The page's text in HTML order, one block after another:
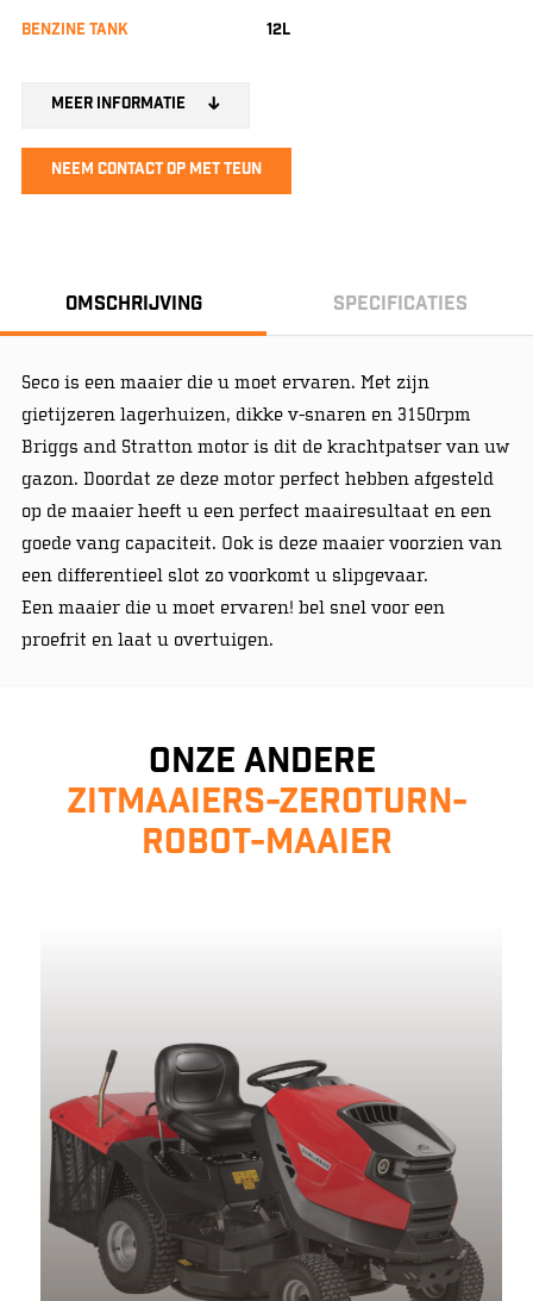
Benzine tank
12L
Meer informatie
Neem contact op met Teun
Omschrijving Specificaties
Seco is een maaier die u moet ervaren. Met zijn
gietijzeren lagerhuizen, dikke v-snaren en 3150rpm
Briggs and Stratton motor is dit de krachtpatser van uw
gazon. Doordat ze deze motor perfect hebben afgesteld
op de maaier heeft u een perfect maairesultaat en een
goede vang capaciteit. Ook is deze maaier voorzien van
een differentieel slot zo voorkomt u slipgevaar.
Een maaier die u moet ervaren! bel snel voor een
proefrit en laat u overtuigen.
Onze andere
zitmaaiers-zeroturn-
robot-maaier